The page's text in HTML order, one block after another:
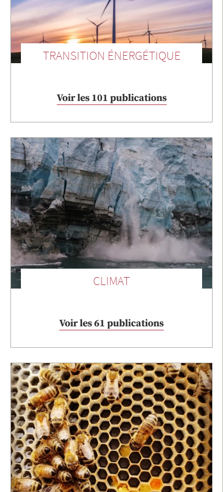
TRANSITION ÉNERGÉTIQUE
Voir les 101 publications
CLIMAT
Voir les 61 publications